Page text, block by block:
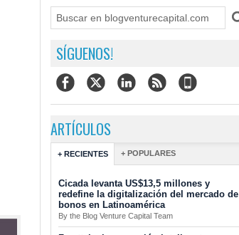
SÍGUENOS!
ARTÍCULOS
+ RECIENTES + POPULARES
Cicada levanta US$13,5 millones y
redefine la digitalización del mercado de
bonos en Latinoamérica
By the Blog Venture Capital Team